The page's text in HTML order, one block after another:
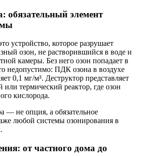
обязательный элемент
устройство, которое разрушает
озон, не растворившийся в воде и
камеры. Без него озон попадает в
недопустимо: ПДК озона в воздухе
0,1 мг/м³. Деструктор представляет
или термический реактор, где озон
кислорода.
— не опция, а обязательное
любой системы озонирования в
от частного дома до